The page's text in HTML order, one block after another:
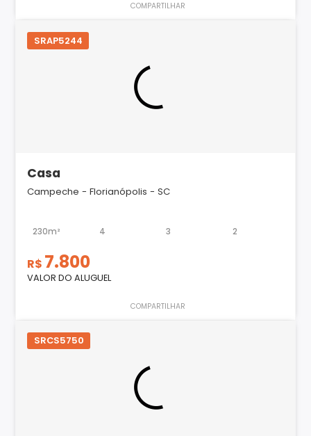
COMPARTILHAR
SRAP5244
Casa
Campeche - Florianópolis - SC
230m² 4 3 2
R$ 7.800
VALOR DO ALUGUEL
COMPARTILHAR
SRCS5750